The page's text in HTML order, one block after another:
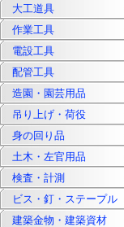
大工道具
作業工具
電設工具
配管工具
造園・園芸用品
吊り上げ・荷役
身の回り品
土木・左官用品
検査・計測
ビス・釘・ステープル
建築金物・建築資材